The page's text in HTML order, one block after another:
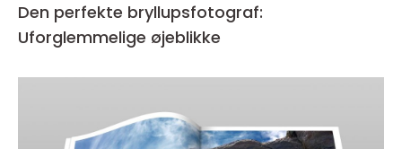
Den perfekte bryllupsfotograf:
Uforglemmelige øjeblikke